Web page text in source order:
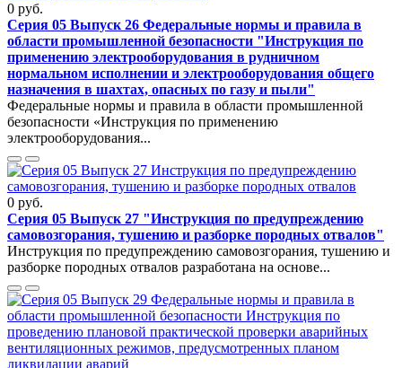
0 руб.
Серия 05 Выпуск 26 Федеральные нормы и правила в
области промышленной безопасности "Инструкция по
применению электрооборудования в рудничном
нормальном исполнении и электрооборудования общего
назначения в шахтах, опасных по газу и пыли"
Федеральные нормы и правила в области промышленной
безопасности «Инструкция по применению
электрооборудования...
0 руб.
Серия 05 Выпуск 27 "Инструкция по предупреждению
самовозгорания, тушению и разборке породных отвалов"
Инструкция по предупреждению самовозгорания, тушению и
разборке породных отвалов разработана на основе...